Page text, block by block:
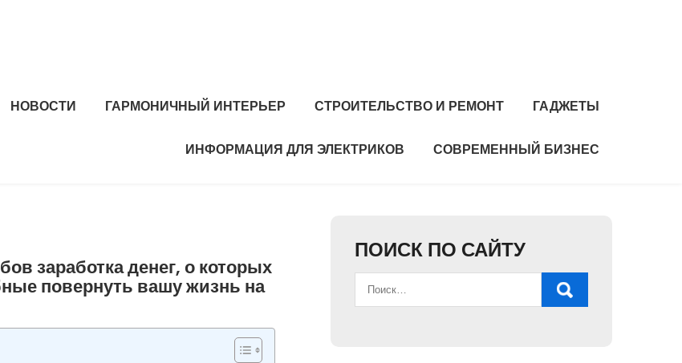
НОВОСТИ ГАРМОНИЧНЫЙ ИНТЕРЬЕР СТРОИТЕЛЬСТВО И РЕМОНТ ГАДЖЕТЫ
ИНФОРМАЦИЯ ДЛЯ ЭЛЕКТРИКОВ СОВРЕМЕННЫЙ БИЗНЕС
заработка денег, о которых
повернуть вашу жизнь на
ПОИСК ПО САЙТУ